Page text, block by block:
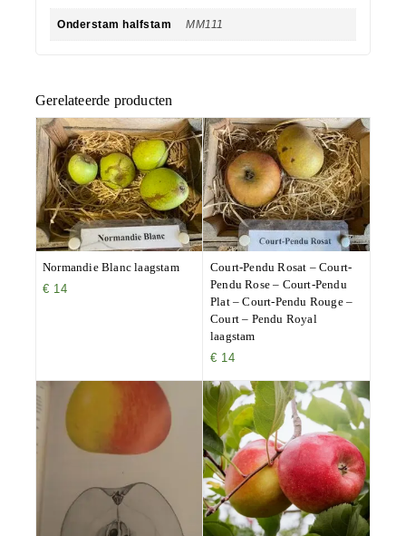
Onderstam halfstam MM111
Gerelateerde producten
Normandie Blanc laagstam
€ 14
Court-Pendu Rosat – Court-
Pendu Rose – Court-Pendu
Plat – Court-Pendu Rouge –
Court – Pendu Royal
laagstam
€ 14